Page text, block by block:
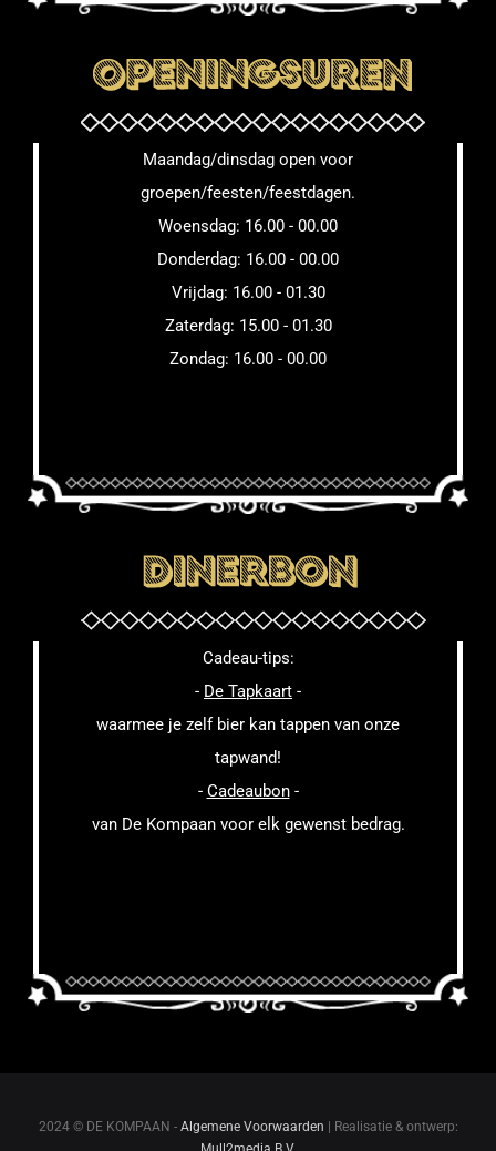
Maandag/dinsdag open voor
groepen/feesten/feestdagen.
Woensdag: 16.00 - 00.00
Donderdag: 16.00 - 00.00
Vrijdag: 16.00 - 01.30
Zaterdag: 15.00 - 01.30
Zondag: 16.00 - 00.00
Cadeau-tips:
- De Tapkaart -
waarmee je zelf bier kan tappen van onze
tapwand!
- Cadeaubon-
van De Kompaan voor elk gewenst bedrag.
2024 © DE KOMPAAN - Algemene Voorwaarden | Realisatie & ontwerp: